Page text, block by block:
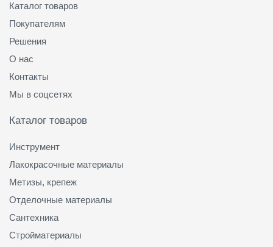
Каталог товаров
Покупателям
Решения
О нас
Контакты
Мы в соцсетях
Каталог товаров
Инструмент
Лакокрасочные материалы
Метизы, крепеж
Отделочные материалы
Сантехника
Стройматериалы